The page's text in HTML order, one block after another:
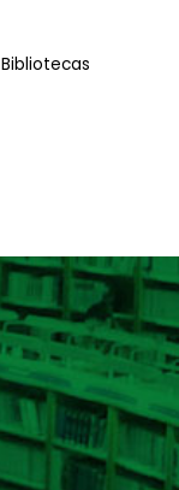
Bibliotecas